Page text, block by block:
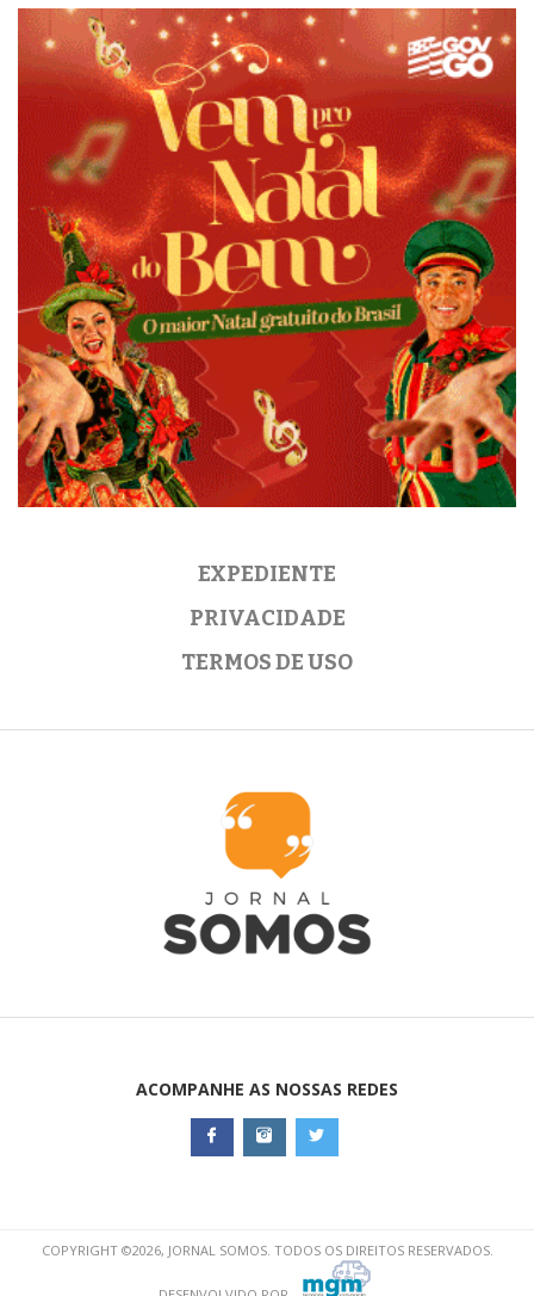
EXPEDIENTE
PRIVACIDADE
TERMOS DE USO
ACOMPANHE AS NOSSAS REDES
COPYRIGHT ©2026, JORNAL SOMOS. TODOS OS DIREITOS RESERVADOS.